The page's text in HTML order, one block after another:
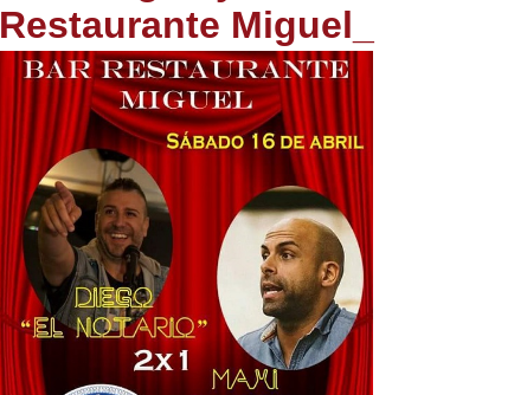
Restaurante Miguel_